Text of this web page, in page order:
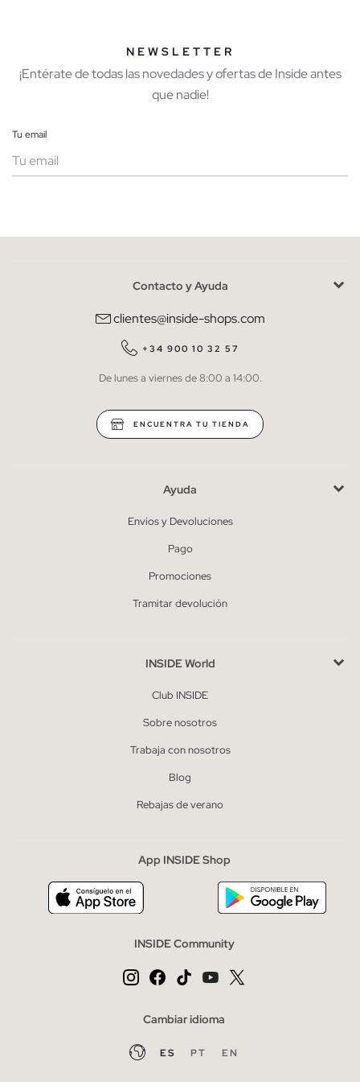
NEWSLETTER
¡Entérate de todas las novedades y ofertas de Inside antes
que nadie!
Tu email
He leído y entiendo lapolítica de privacidad
QUIERO SUSCRIBIRME
* Puedes cancelar la suscripción en cualquier momento.
Contacto y Ayuda
clientes@inside-shops.com
+34 900 10 32 57
De lunes a viernes de 8:00 a 14:00.
ENCUENTRA TU TIENDA
Ayuda
Envíos y Devoluciones
Pago
Promociones
Tramitar devolución
INSIDE World
Club INSIDE
Sobre nosotros
Trabaja con nosotros
Blog
Rebajas de verano
App INSIDE Shop
INSIDE Community
Cambiar idioma
ES PT EN